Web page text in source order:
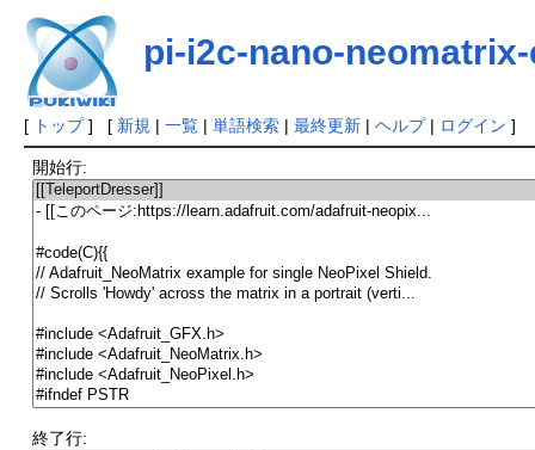
pi-i2c-nano-
[ トップ] [ 新規 | 一覧| 単語検索| 最終更新| ヘルプ| ログイン ]
開始行:
終了行: